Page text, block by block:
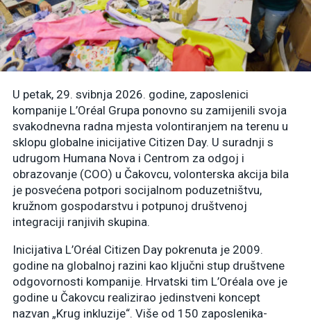
U petak, 29. svibnja 2026. godine, zaposlenici
kompanije L’Oréal Grupa ponovno su zamijenili svoja
svakodnevna radna mjesta volontiranjem na terenu u
sklopu globalne inicijative Citizen Day. U suradnji s
udrugom Humana Nova i Centrom za odgoj i
obrazovanje (COO) u Čakovcu, volonterska akcija bila
je posvećena potpori socijalnom poduzetništvu,
kružnom gospodarstvu i potpunoj društvenoj
integraciji ranjivih skupina.
Inicijativa L’Oréal Citizen Day pokrenuta je 2009.
godine na globalnoj razini kao ključni stup društvene
odgovornosti kompanije. Hrvatski tim L’Oréala ove je
godine u Čakovcu realizirao jedinstveni koncept
nazvan „Krug inkluzije“. Više od 150 zaposlenika-